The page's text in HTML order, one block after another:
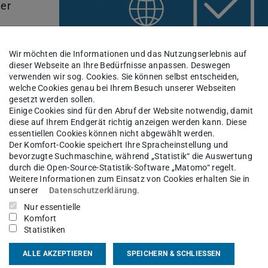
Faktoren in Bezug auf diese Abwägung eine
wie Online-Shopping, vernetzte
fließen auch in die Gestaltung
wie Transparenz, Akzeptanz und
Wir möchten die Informationen und das Nutzungserlebnis auf
dieser Webseite an Ihre Bedürfnisse anpassen. Deswegen
verwenden wir sog. Cookies. Sie können selbst entscheiden,
welche Cookies genau bei Ihrem Besuch unserer Webseiten
gesetzt werden sollen.
Einige Cookies sind für den Abruf der Website notwendig, damit
diese auf Ihrem Endgerät richtig anzeigen werden kann. Diese
essentiellen Cookies können nicht abgewählt werden.
Der Komfort-Cookie speichert Ihre Spracheinstellung und
bevorzugte Suchmaschine, während „Statistik“ die Auswertung
durch die Open-Source-Statistik-Software „Matomo“ regelt.
Weitere Informationen zum Einsatz von Cookies erhalten Sie in
unserer
Datenschutzerklärung.
Nur essentielle
Komfort
Statistiken
ALLE AKZEPTIEREN SPEICHERN & SCHLIESSEN